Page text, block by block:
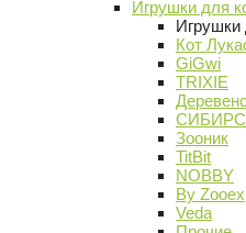
Игрушки для
Игрушки
Кот
GiGwi
TRIXIE
Зооник
TitBit
NOBBY
By
Veda